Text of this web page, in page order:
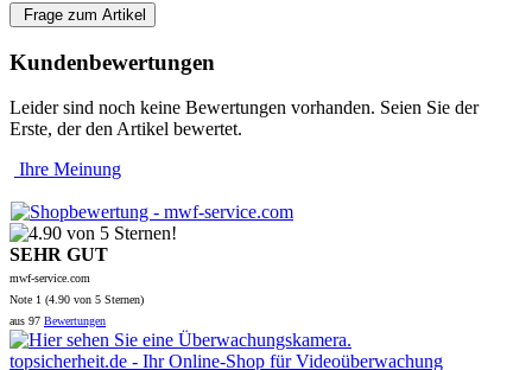
Frage zum Artikel
Kundenbewertungen
Leider sind noch keine Bewertungen vorhanden. Seien Sie der
Erste, der den Artikel bewertet.
Ihre Meinung
SEHR GUT
mwf-service.com
Note 1 (4.90 von 5 Sternen)
aus 97 Bewertungen
topsicherheit.de - Ihr Online-Shop für Videoüberwachung